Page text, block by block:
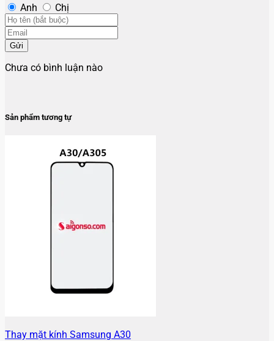
Anh Chị
Gửi
Chưa có bình luận nào
Sản phẩm tương tự
Thay mặt kính Samsung A30